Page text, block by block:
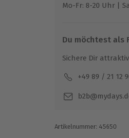
Teilnehmer
Mo-Fr: 8-20 Uhr |
Du möchtest als
Sichere Dir
+49 89 / 21 12
Artikelnummer: 45650